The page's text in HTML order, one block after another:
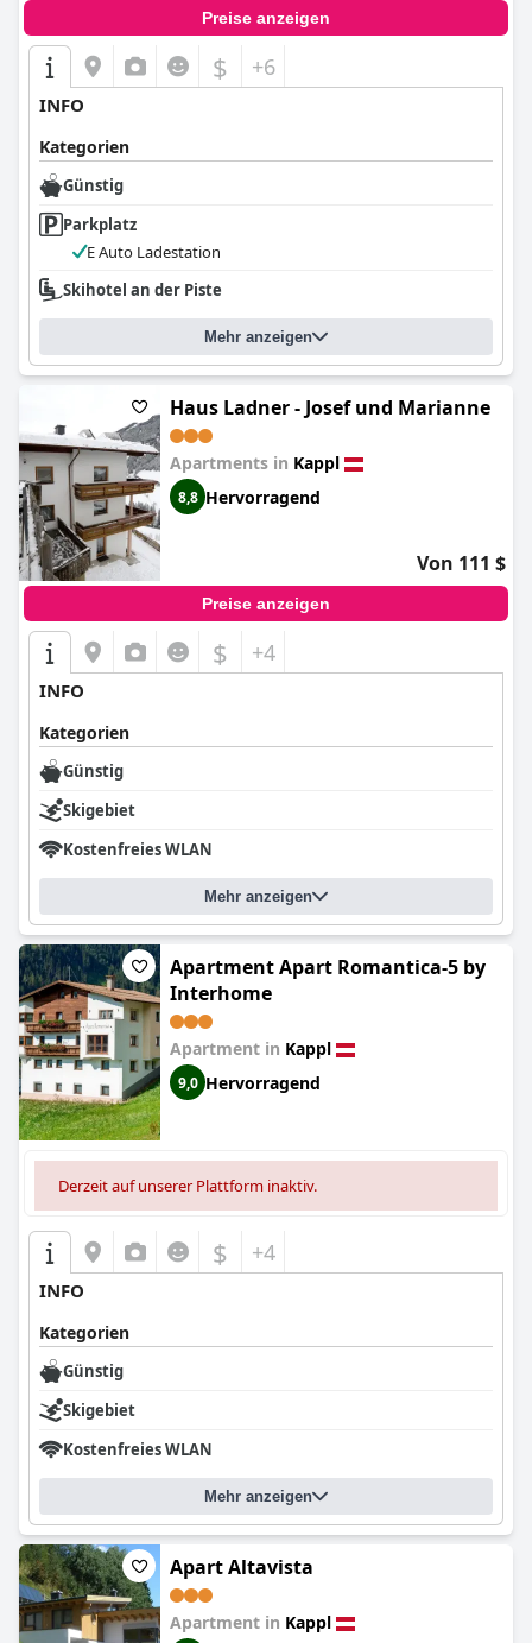
Preise anzeigen
$ +6
INFO
Kategorien
Günstig
Parkplatz
E Auto Ladestation
Skihotel an der Piste
Mehr anzeigen
Haus Ladner - Josef und Marianne
Apartments in Kappl
8,8 Hervorragend
Von 111 $
Preise anzeigen
$ +4
INFO
Kategorien
Günstig
Skigebiet
Kostenfreies WLAN
Mehr anzeigen
Apartment Apart Romantica-5 by
Interhome
Apartment in Kappl
9,0 Hervorragend
Derzeit auf unserer Plattform inaktiv.
$ +4
INFO
Kategorien
Günstig
Skigebiet
Kostenfreies WLAN
Mehr anzeigen
Apart Altavista
Apartment in Kappl